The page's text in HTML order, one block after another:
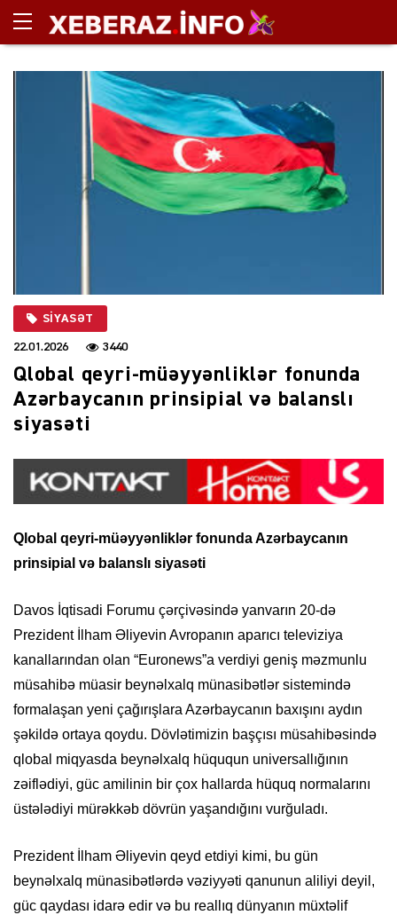
SIYASƏT
22.01.2026 3440
Qlobal qeyri-müəyyənliklər fonunda
Azərbaycanın prinsipial və balanslı
siyasəti
Qlobal qeyri-müəyyənliklər fonunda Azərbaycanın
prinsipial və balanslı siyasəti
Davos İqtisadi Forumu çərçivəsində yanvarın 20-də
Prezident İlham Əliyevin Avropanın aparıcı televiziya
kanallarından olan “Euronews”a verdiyi geniş məzmunlu
müsahibə müasir beynəlxalq münasibətlər sistemində
formalaşan yeni çağırışlara Azərbaycanın baxışını aydın
şəkildə ortaya qoydu. Dövlətimizin başçısı müsahibəsində
qlobal miqyasda beynəlxalq hüququn universallığının
zəiflədiyi, güc amilinin bir çox hallarda hüquq normalarını
üstələdiyi mürəkkəb dövrün yaşandığını vurğuladı.
Prezident İlham Əliyevin qeyd etdiyi kimi, bu gün
beynəlxalq münasibətlərdə vəziyyəti qanunun aliliyi deyil,
güc qaydası idarə edir və bu reallıq dünyanın müxtəlif